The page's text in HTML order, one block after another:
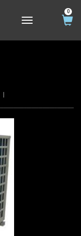
TOGGLE NAVIGATION
0